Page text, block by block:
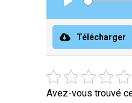
Télécharger
Avez-vous trouvé